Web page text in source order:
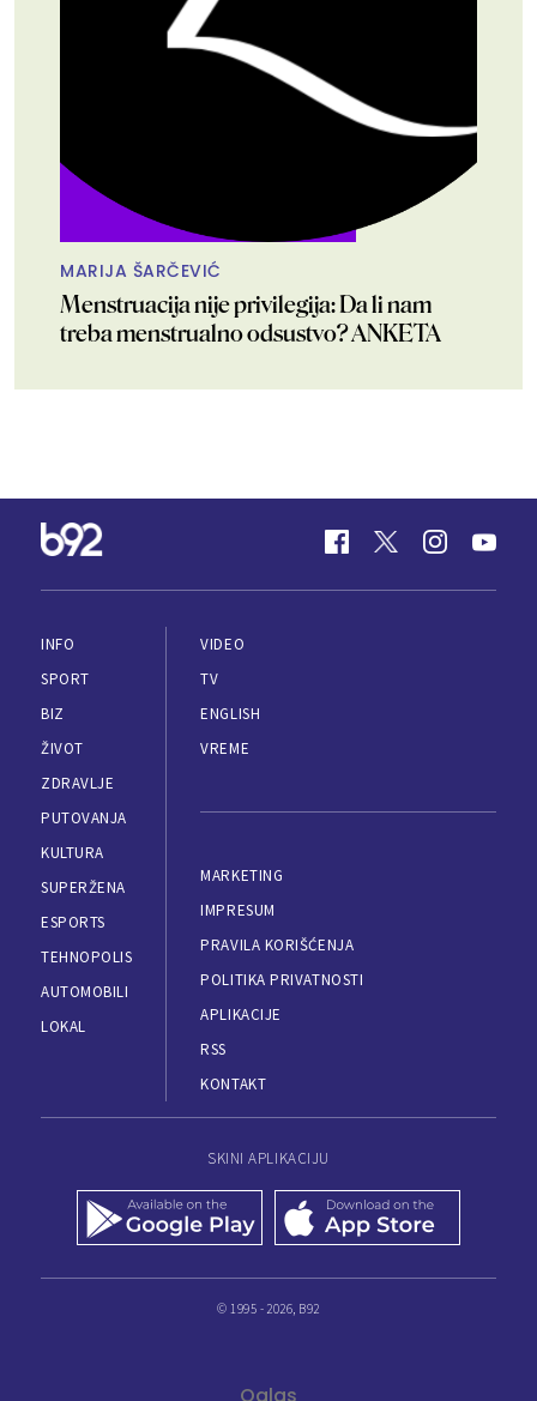
MARIJA ŠARČEVIĆ
Menstruacija nije privilegija: Da li nam
treba menstrualno odsustvo? ANKETA
INFO
SPORT
BIZ
ŽIVOT
ZDRAVLJE
PUTOVANJA
KULTURA
SUPERŽENA
ESPORTS
TEHNOPOLIS
AUTOMOBILI
LOKAL
VIDEO
TV
ENGLISH
VREME
MARKETING
IMPRESUM
PRAVILA KORIŠĆENJA
POLITIKA PRIVATNOSTI
APLIKACIJE
RSS
KONTAKT
SKINI APLIKACIJU
© 1995 - 2026, B92